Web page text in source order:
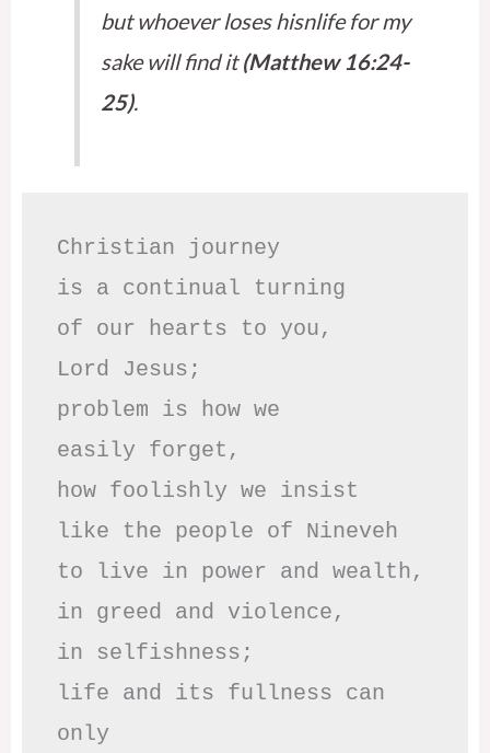
but whoever loses hisnlife for my
sake will find it(Matthew 16:24-
25).
Christian journey
is a continual turning
of our hearts to you,
Lord Jesus;
problem is how we
easily forget,
how foolishly we insist
like the people of Nineveh
to live in power and wealth,
in greed and violence,
in selfishness;
life and its fullness can
only